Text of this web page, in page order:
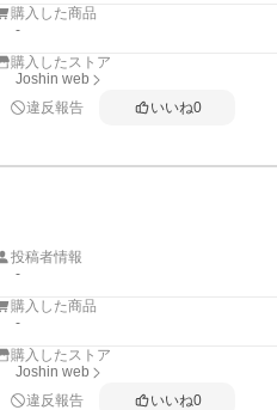
購入した商品
-
購入したストア
Joshin web
違反報告
いいね0
投稿者情報
-
購入した商品
-
購入したストア
Joshin web
違反報告
いいね0